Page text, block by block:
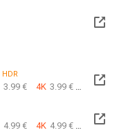
HDR
3.99 € 4K 3.99 €
4.99 € 4K 4.99 €